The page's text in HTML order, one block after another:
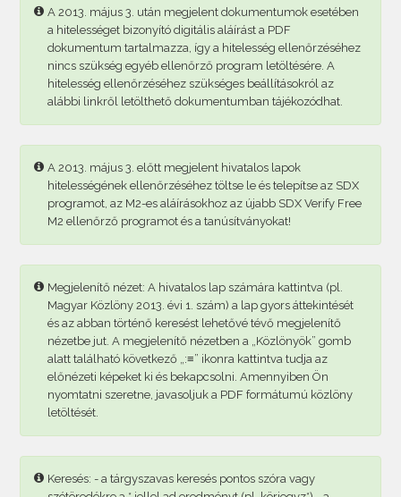
A 2013. május 3. után megjelent dokumentumok esetében
a hitelességet bizonyító digitális aláírást a PDF
dokumentum tartalmazza, így a hitelesség ellenőrzéséhez
nincs szükség egyéb ellenőrző program letöltésére. A
hitelesség ellenőrzéséhez szükséges beállításokról az
alábbi linkről letölthető dokumentumban tájékozódhat.
A 2013. május 3. előtt megjelent hivatalos lapok
hitelességének ellenőrzéséhez töltse le és telepítse az SDX
programot, az M2-es aláírásokhoz az újabb SDX Verify Free
M2 ellenőrző programot és a tanúsítványokat!
Megjelenítő nézet: A hivatalos lap számára kattintva (pl.
Magyar Közlöny 2013. évi 1. szám) a lap gyors áttekintését
és az abban történő keresést lehetővé tévő megjelenítő
nézetbe jut. A megjelenítő nézetben a „Közlönyök” gomb
alatt található következő „:≡” ikonra kattintva tudja az
előnézeti képeket ki és bekapcsolni. Amennyiben Ön
nyomtatni szeretne, javasoljuk a PDF formátumú közlöny
letöltését.
Keresés: - a tárgyszavas keresés pontos szóra vagy